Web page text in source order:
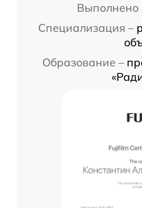
Выполнено
Специализация –
Образование –